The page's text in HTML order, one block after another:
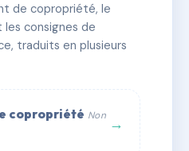
🏗 1 bâtiment(s)
de copropriété, le
consignes de
traduits en plusieurs
copropriété Non →